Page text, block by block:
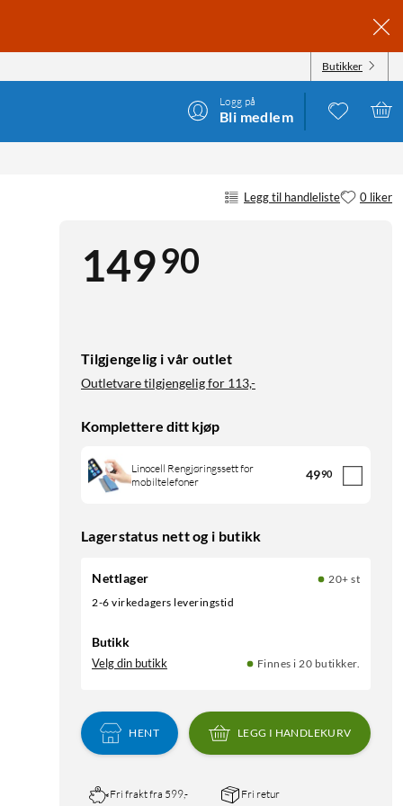
Butikker
Logg på
Bli medlem
Legg til handleliste 0 liker
14990
Tilgjengelig i vår outlet
Outletvare tilgjengelig for 113,-
Komplettere ditt kjøp
Linocell Rengjøringssett for
mobiltelefoner
4990
Lagerstatus nett og i butikk
Nettlager
20+ st
2-6 virkedagers leveringstid
Butikk
Velg din butikk Finnes i 20 butikker.
HENT LEGG I HANDLEKURV
Fri frakt fra 599,- Fri retur